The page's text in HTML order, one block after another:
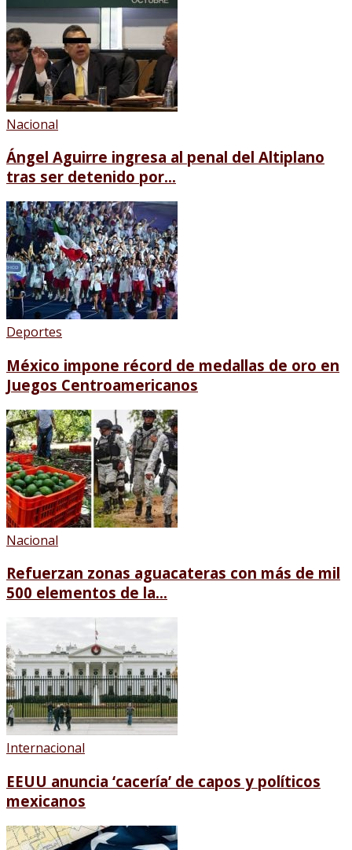
Nacional
Ángel Aguirre ingresa al penal del Altiplano
tras ser detenido por...
Deportes
México impone récord de medallas de oro en
Juegos Centroamericanos
Nacional
Refuerzan zonas aguacateras con más de mil
500 elementos de la...
Internacional
EEUU anuncia ‘cacería’ de capos y políticos
mexicanos